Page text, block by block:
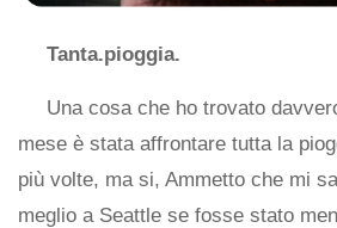
Tanta.pioggia.
Una cosa che ho trovato
mese è stata affrontare tutta la
più volte, ma si, Ammetto che mi
meglio a Seattle se fosse stato